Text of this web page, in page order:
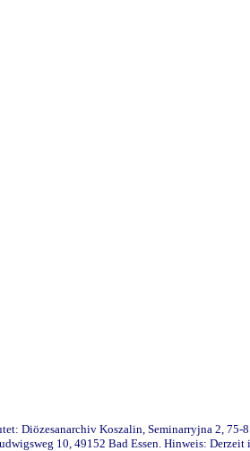
Diözesanarchiv Koszalin, Seminarryjna 2,
10, 49152 Bad Essen. Hinweis: